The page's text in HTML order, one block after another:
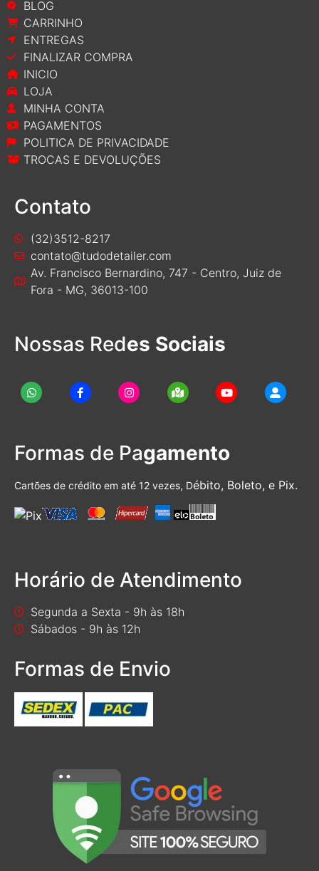
BLOG
CARRINHO
ENTREGAS
FINALIZAR COMPRA
INICIO
LOJA
MINHA CONTA
PAGAMENTOS
POLITICA DE PRIVACIDADE
TROCAS E DEVOLUÇÕES
Contato
(32)3512-8217
contato@tudodetailer.com
Av. Francisco Bernardino, 747 - Centro, Juiz de
Fora - MG, 36013-100
Nossas Redes Sociais
Formas de Pagamento
Cartões de crédito em até 12 vezes, Débito, Boleto, e Pix.
Horário de Atendimento
Segunda a Sexta - 9h às 18h
Sábados - 9h às 12h
Formas de Envio